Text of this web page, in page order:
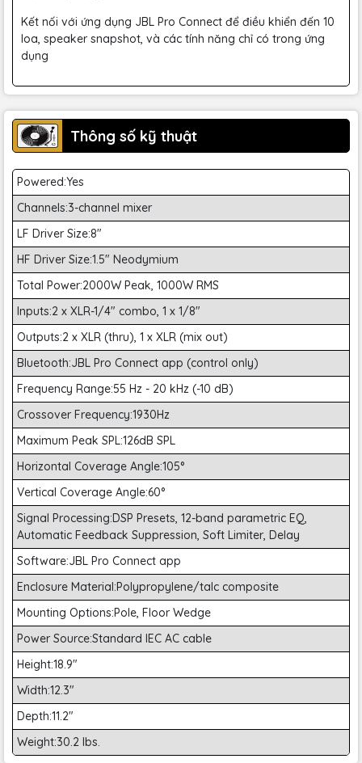
Kết nối với ứng dụng JBL Pro Connect để điều khiển đến 10
loa, speaker snapshot, và các tính năng chỉ có trong ứng
dụng
Thông số kỹ thuật
Powered:Yes
Channels:3-channel mixer
LF Driver Size:8"
HF Driver Size:1.5" Neodymium
Total Power:2000W Peak, 1000W RMS
Inputs:2 x XLR-1/4" combo, 1 x 1/8"
Outputs:2 x XLR (thru), 1 x XLR (mix out)
Bluetooth:JBL Pro Connect app (control only)
Frequency Range:55 Hz - 20 kHz (-10 dB)
Crossover Frequency:1930Hz
Maximum Peak SPL:126dB SPL
Horizontal Coverage Angle:105°
Vertical Coverage Angle:60°
Signal Processing:DSP Presets, 12-band parametric EQ,
Automatic Feedback Suppression, Soft Limiter, Delay
Software:JBL Pro Connect app
Enclosure Material:Polypropylene/talc composite
Mounting Options:Pole, Floor Wedge
Power Source:Standard IEC AC cable
Height:18.9"
Width:12.3"
Depth:11.2"
Weight:30.2 lbs.